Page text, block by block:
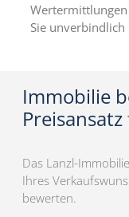
Sie
Immobilie
Das Lanzl-
Ihres
bewerten.